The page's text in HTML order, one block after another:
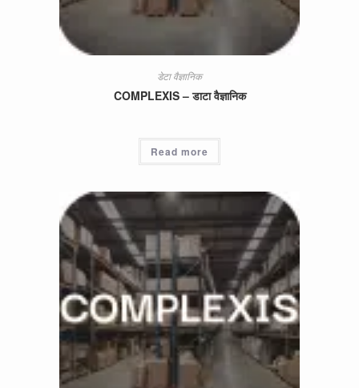
डेटा वैज्ञानिक
COMPLEXIS – डाटा वैज्ञानिक
Read more